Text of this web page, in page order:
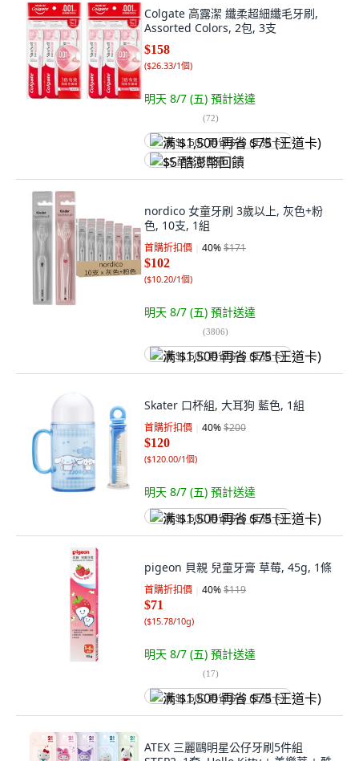
Colgate 高露潔 纖柔超細纖毛牙刷,
Assorted Colors, 2包, 3支
$158
($26.33/1個)
明天 8/7 (五) 預計送達
(72)
满 $1,500 再省 $75 (王道卡)
$5 酷澎幣回饋
nordico 女童牙刷 3歲以上, 灰色+粉
色, 10支, 1組
首購折扣價 40%$171
$102
($10.20/1個)
明天 8/7 (五) 預計送達
(3806)
满 $1,500 再省 $75 (王道卡)
Skater 口杯組, 大耳狗 藍色, 1組
首購折扣價 40%$200
$120
($120.00/1個)
明天 8/7 (五) 預計送達
满 $1,500 再省 $75 (王道卡)
pigeon 貝親 兒童牙膏 草莓, 45g, 1條
首購折扣價 40%$119
$71
($15.78/10g)
明天 8/7 (五) 預計送達
(17)
满 $1,500 再省 $75 (王道卡)
ATEX 三麗鷗明星公仔牙刷5件組